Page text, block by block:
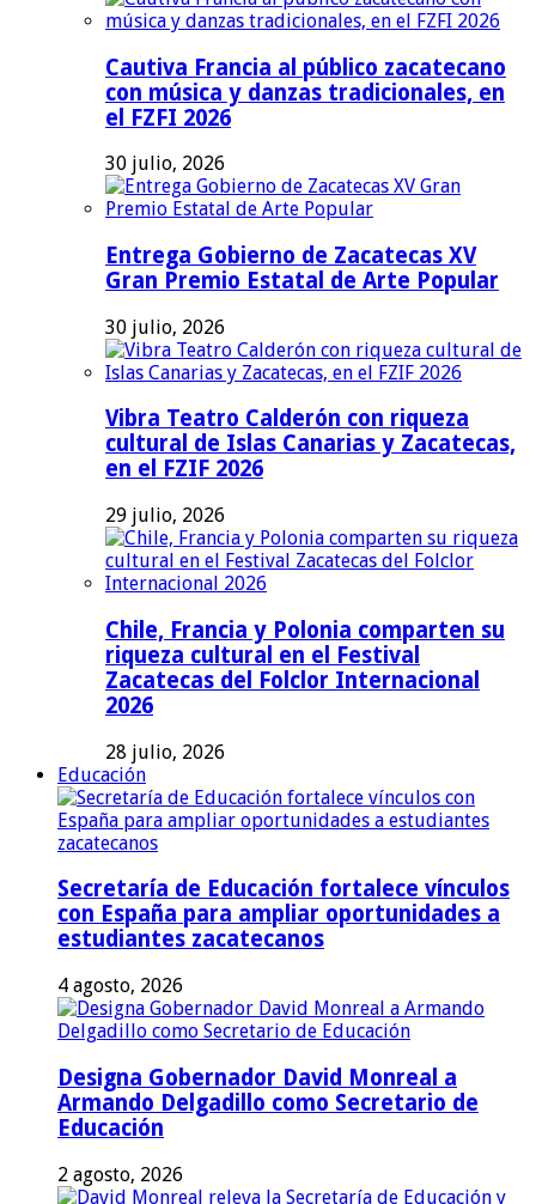
Cautiva Francia al público zacatecano
con música y danzas tradicionales, en
el FZFI 2026
30 julio, 2026
Entrega Gobierno de Zacatecas XV
Gran Premio Estatal de Arte Popular
30 julio, 2026
Vibra Teatro Calderón con riqueza
cultural de Islas Canarias y Zacatecas,
en el FZIF 2026
29 julio, 2026
Chile, Francia y Polonia comparten su
riqueza cultural en el Festival
Zacatecas del Folclor Internacional
2026
28 julio, 2026
Educación
Secretaría de Educación fortalece vínculos
con España para ampliar oportunidades a
estudiantes zacatecanos
4 agosto, 2026
Designa Gobernador David Monreal a
Armando Delgadillo como Secretario de
Educación
2 agosto, 2026